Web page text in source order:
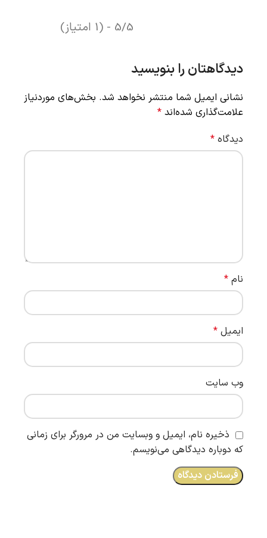
5/5 - (1 امتیاز)
دیدگاهتان را بنویسید
نشانی ایمیل شما منتشر نخواهد شد. بخش‌های موردنیاز
علامت‌گذاری شده‌اند *
دیدگاه *
نام *
ایمیل *
وب‌ سایت
ذخیره نام، ایمیل و وبسایت من در مرورگر برای زمانی
که دوباره دیدگاهی می‌نویسم.